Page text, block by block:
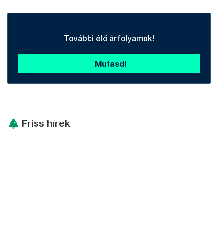
További élő árfolyamok!
Mutasd!
Friss hírek